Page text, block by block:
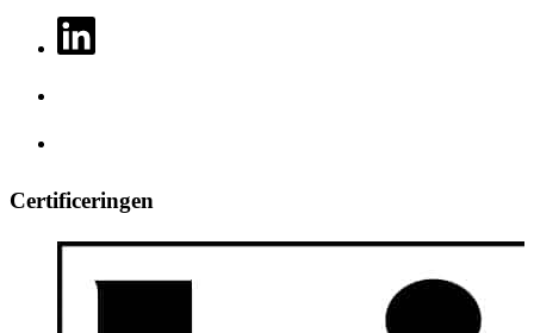
Certificeringen